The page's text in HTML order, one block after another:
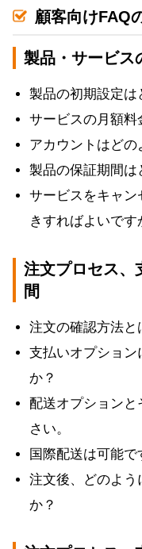
顧客向けFAQ
製品・サービス
製品の初期設定は
サービスの月額料
アカウントはどの
製品の保証期間は
サービスをキャ
きすればよいです
注文プロセス、
間
注文の確認方法と
支払いオプション
か？
配送オプション
さい。
国際配送は可能
注文後、どのよう
か？